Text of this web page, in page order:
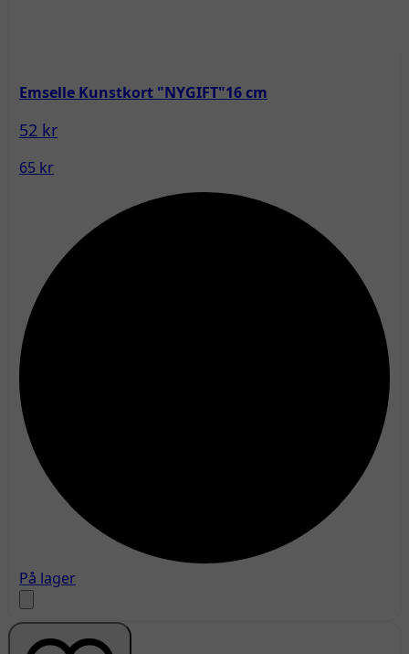
Emselle Kunstkort "NYGIFT"16 cm
52 kr
65 kr
På lager